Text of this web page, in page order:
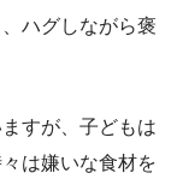
ハグしながら褒
すが、子どもは
は嫌いな食材を